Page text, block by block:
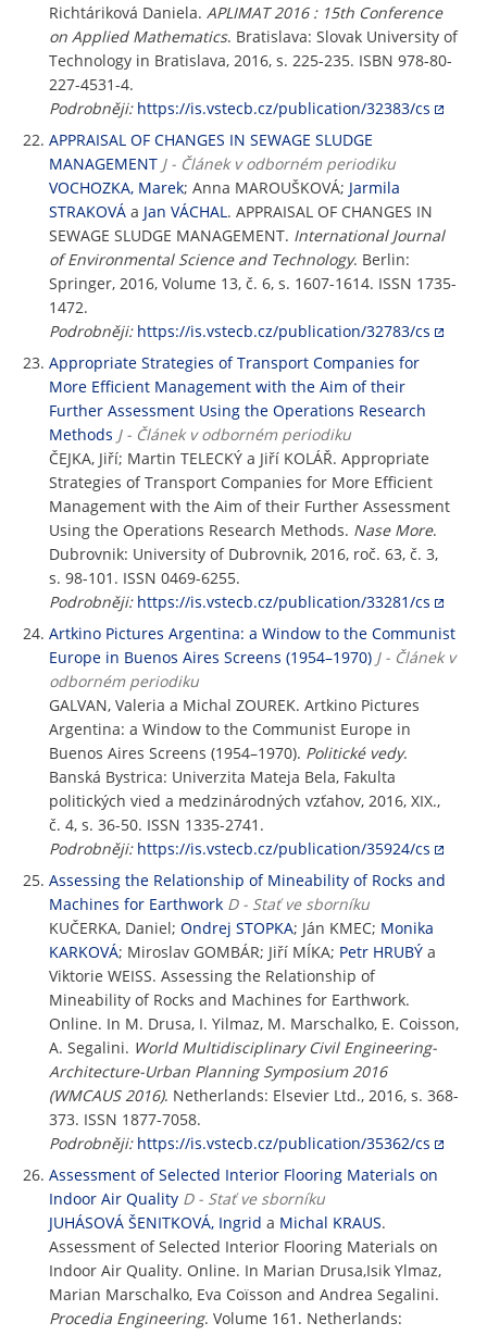
Richtáriková Daniela. APLIMAT 2016 : 15th Conference
on Applied Mathematics. Bratislava: Slovak University of
Technology in Bratislava, 2016, s. 225-235. ISBN 978-80-
227-4531-4.
Podrobněji: https://is.vstecb.cz/publication/32383/cs
APPRAISAL OF CHANGES IN SEWAGE SLUDGE
MANAGEMENT J - Článek v odborném periodiku
VOCHOZKA, Marek; Anna MAROUŠKOVÁ; Jarmila
STRAKOVÁ a Jan VÁCHAL . APPRAISAL OF CHANGES IN
SEWAGE SLUDGE MANAGEMENT. International Journal
of Environmental Science and Technology. Berlin:
Springer, 2016, Volume 13, č. 6, s. 1607-1614. ISSN 1735-
1472.
Podrobněji: https://is.vstecb.cz/publication/32783/cs
Appropriate Strategies of Transport Companies for
More Efficient Management with the Aim of their
Further Assessment Using the Operations Research
Methods J - Článek v odborném periodiku
ČEJKA, Jiří; Martin TELECKÝ a Jiří KOLÁŘ. Appropriate
Strategies of Transport Companies for More Efficient
Management with the Aim of their Further Assessment
Using the Operations Research Methods. Nase More.
Dubrovnik: University of Dubrovnik, 2016, roč. 63, č. 3,
s. 98-101. ISSN 0469-6255.
Podrobněji: https://is.vstecb.cz/publication/33281/cs
Artkino Pictures Argentina: a Window to the Communist
Europe in Buenos Aires Screens (1954–1970) J - Článek v
odborném periodiku
GALVAN, Valeria a Michal ZOUREK. Artkino Pictures
Argentina: a Window to the Communist Europe in
Buenos Aires Screens (1954–1970). Politické vedy.
Banská Bystrica: Univerzita Mateja Bela, Fakulta
politických vied a medzinárodných vzťahov, 2016, XIX.,
č. 4, s. 36-50. ISSN 1335-2741.
Podrobněji: https://is.vstecb.cz/publication/35924/cs
Assessing the Relationship of Mineability of Rocks and
Machines for Earthwork D - Stať ve sborníku
KUČERKA, Daniel; Ondrej STOPKA; Ján KMEC; Monika
KARKOVÁ; Miroslav GOMBÁR; Jiří MÍKA; Petr HRUBÝ a
Viktorie WEISS. Assessing the Relationship of
Mineability of Rocks and Machines for Earthwork.
Online. In M. Drusa, I. Yilmaz, M. Marschalko, E. Coisson,
A. Segalini. World Multidisciplinary Civil Engineering-
Architecture-Urban Planning Symposium 2016
(WMCAUS 2016). Netherlands: Elsevier Ltd., 2016, s. 368-
373. ISSN 1877-7058.
Podrobněji: https://is.vstecb.cz/publication/35362/cs
Assessment of Selected Interior Flooring Materials on
Indoor Air Quality D - Stať ve sborníku
JUHÁSOVÁ ŠENITKOVÁ, Ingrid a Michal KRAUS.
Assessment of Selected Interior Flooring Materials on
Indoor Air Quality. Online. In Marian Drusa,Isik Ylmaz,
Marian Marschalko, Eva Coïsson and Andrea Segalini.
Procedia Engineering. Volume 161. Netherlands: